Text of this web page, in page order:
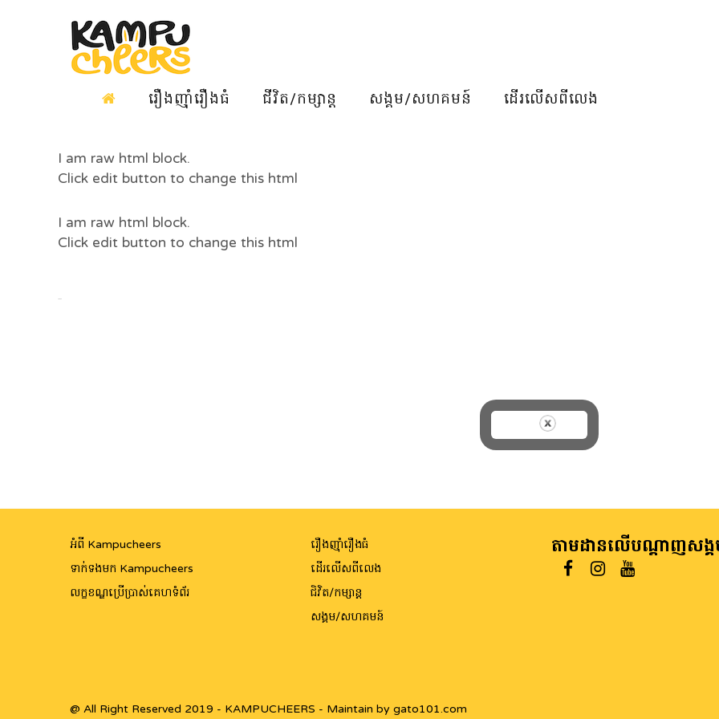
រឿងញ៉ាំរឿងធំ ជីវិត/កម្សាន្ត សង្គម/សហគមន៍ ដើរលើសពីលេង
I am raw html block.
Click edit button to change this html
I am raw html block.
Click edit button to change this html
អំពី Kampucheers
ទាក់ទងមក Kampucheers
លក្ខខណ្ឌប្រើប្រាស់គេហទំព័រ
រឿងញ៉ាំរឿងធំ
ដើរលើសពីលេង
ជិវិត/កម្សាន្ត
សង្គម/សហគមន៍
តាមដានលើបណ្តាញសង្
@ All Right Reserved 2019 - KAMPUCHEERS - Maintain by gato101.com